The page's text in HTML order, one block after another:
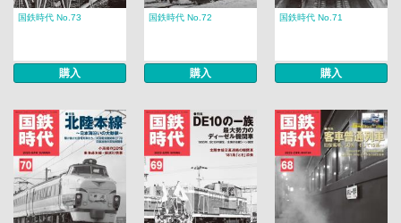
国鉄時代 No.73
購入
国鉄時代 No.72
購入
国鉄時代 No.71
購入